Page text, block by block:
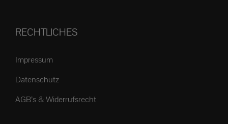
RECHTLICHES
Impressum
Datenschutz
AGB’s & Widerrufsrecht